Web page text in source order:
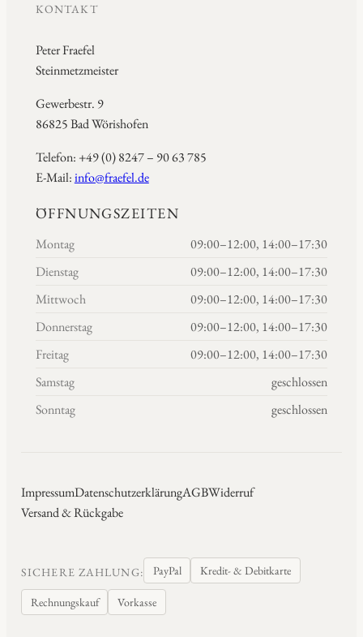
KONTAKT
Peter Fraefel
Steinmetzmeister
Gewerbestr. 9
86825 Bad Wörishofen
Telefon: +49 (0) 8247 – 90 63 785
E-Mail:info@fraefel.de
ÖFFNUNGSZEITEN
Montag
09:00–12:00, 14:00–17:30
Dienstag
09:00–12:00, 14:00–17:30
Mittwoch
09:00–12:00, 14:00–17:30
Donnerstag
09:00–12:00, 14:00–17:30
Freitag
09:00–12:00, 14:00–17:30
Samstag
geschlossen
Sonntag
geschlossen
ImpressumDatenschutzerklärungAGBWiderruf
Versand & Rückgabe
SICHERE ZAHLUNG: PayPal Kredit- & Debitkarte
Rechnungskauf Vorkasse